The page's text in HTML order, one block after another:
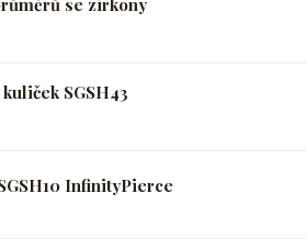
SGSH43
InfinityPierce